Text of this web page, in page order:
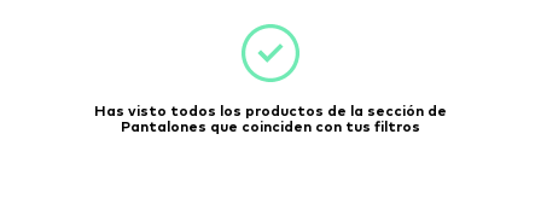
Has visto todos los productos de la sección de
Pantalones que coinciden con tus filtros